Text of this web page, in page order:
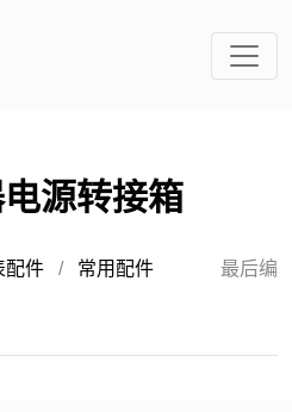
源转接箱
配件 / 常用配件
最后编